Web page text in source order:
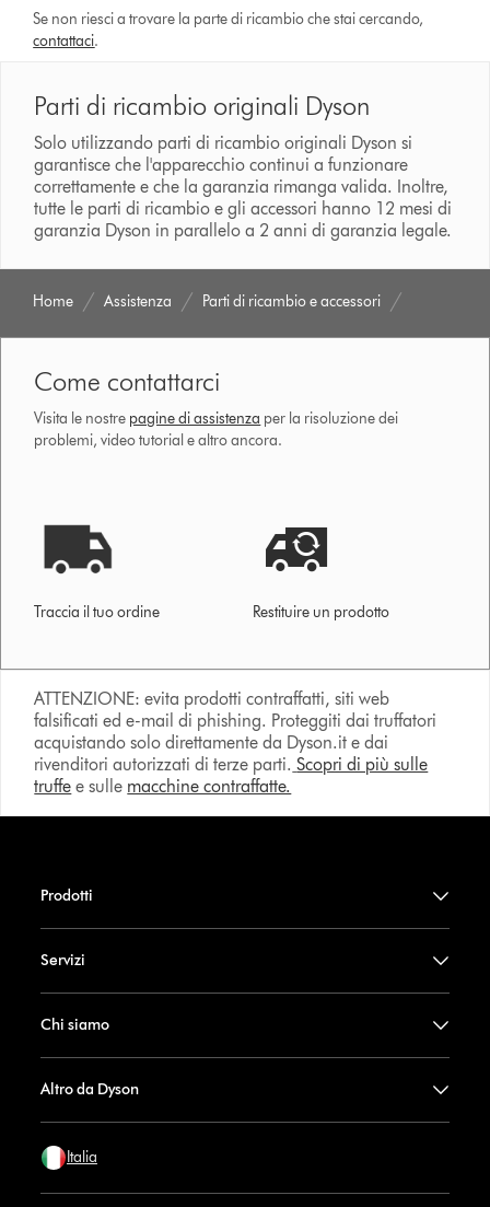
Se non riesci a trovare la parte di ricambio che stai cercando,
contattaci.
Parti di ricambio originali Dyson
Solo utilizzando parti di ricambio originali Dyson si
garantisce che l'apparecchio continui a funzionare
correttamente e che la garanzia rimanga valida. Inoltre,
tutte le parti di ricambio e gli accessori hanno 12 mesi di
garanzia Dyson in parallelo a 2 anni di garanzia legale.
Home Assistenza Parti di ricambio e accessori
Come contattarci
Visita le nostre pagine di assistenza per la risoluzione dei
problemi, video tutorial e altro ancora.
Traccia il tuo ordine Restituire un prodotto
ATTENZIONE: evita prodotti contraffatti, siti web
falsificati ed e-mail di phishing. Proteggiti dai truffatori
acquistando solo direttamente da Dyson.it e dai
rivenditori autorizzati di terze parti. Scopri di più sulle
truffe e sulle macchine contraffatte.
Prodotti
Servizi
Chi siamo
Altro da Dyson
Italia